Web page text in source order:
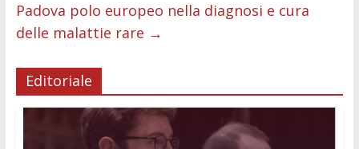
Padova polo europeo nella diagnosi e cura
delle malattie rare →
Editoriale